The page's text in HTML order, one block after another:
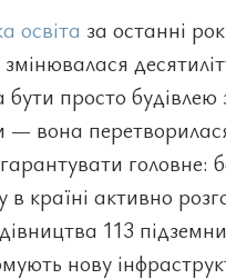
освіта за останні
бути просто
— вона
головне:
країні активно
113
нову